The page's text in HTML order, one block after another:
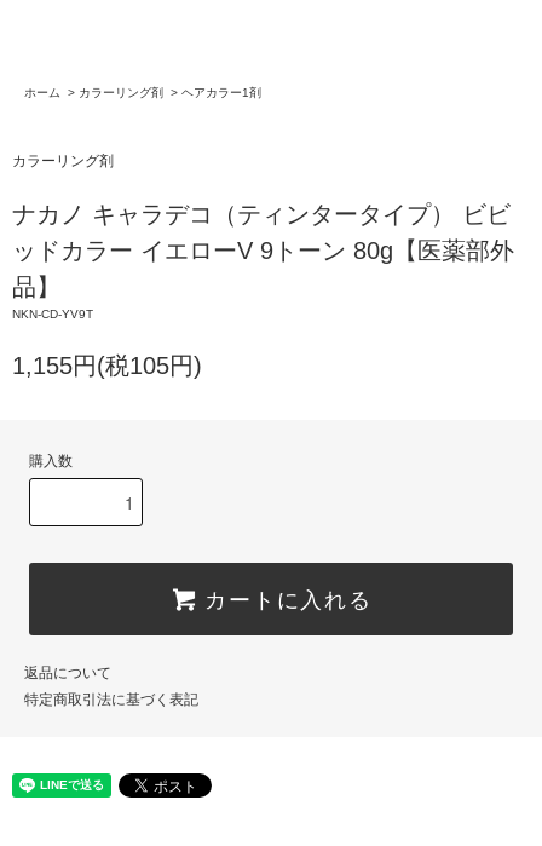
ホーム > カラーリング剤 > ヘアカラー1剤
カラーリング剤
ナカノ キャラデコ（ティンタータイプ） ビビ
ッドカラー イエローV 9トーン 80g【医薬部外
品】
NKN-CD-YV9T
1,155円(税105円)
購入数
カートに入れる
返品について
特定商取引法に基づく表記